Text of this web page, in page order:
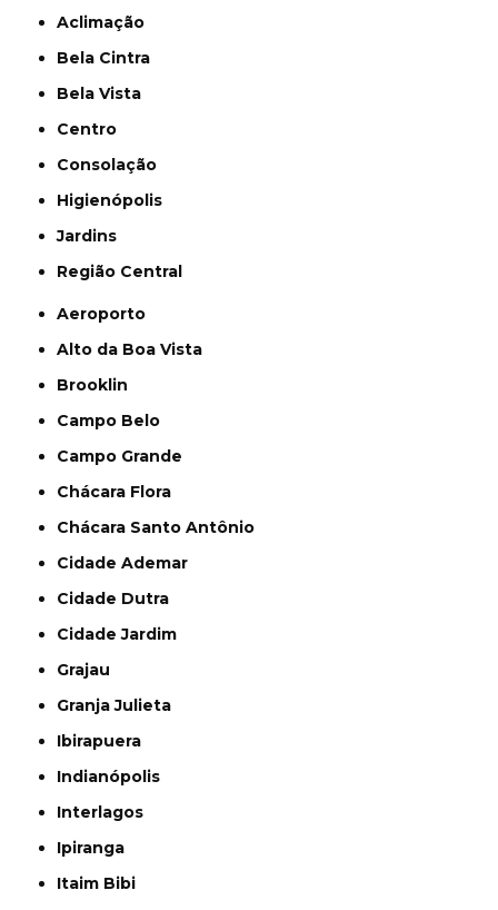
Aclimação
Bela Cintra
Bela Vista
Centro
Consolação
Higienópolis
Jardins
Região Central
Aeroporto
Alto da Boa Vista
Brooklin
Campo Belo
Campo Grande
Chácara Flora
Chácara Santo Antônio
Cidade Ademar
Cidade Dutra
Cidade Jardim
Grajau
Granja Julieta
Ibirapuera
Indianópolis
Interlagos
Ipiranga
Itaim Bibi